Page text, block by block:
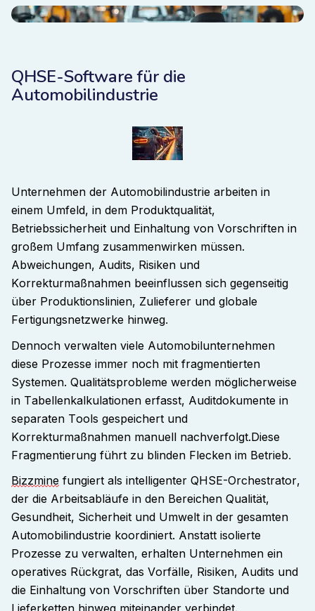
QHSE-Software für die
Automobilindustrie
Unternehmen der Automobilindustrie arbeiten in
einem Umfeld, in dem Produktqualität,
Betriebssicherheit und Einhaltung von Vorschriften in
großem Umfang zusammenwirken müssen.
Abweichungen, Audits, Risiken und
Korrekturmaßnahmen beeinflussen sich gegenseitig
über Produktionslinien, Zulieferer und globale
Fertigungsnetzwerke hinweg.
Dennoch verwalten viele Automobilunternehmen
diese Prozesse immer noch mit fragmentierten
Systemen. Qualitätsprobleme werden möglicherweise
in Tabellenkalkulationen erfasst, Auditdokumente in
separaten Tools gespeichert und
Korrekturmaßnahmen manuell nachverfolgt.Diese
Fragmentierung führt zu blinden Flecken im Betrieb.
Bizzmine fungiert als intelligenter QHSE-Orchestrator,
der die Arbeitsabläufe in den Bereichen Qualität,
Gesundheit, Sicherheit und Umwelt in der gesamten
Automobilindustrie koordiniert. Anstatt isolierte
Prozesse zu verwalten, erhalten Unternehmen ein
operatives Rückgrat, das Vorfälle, Risiken, Audits und
die Einhaltung von Vorschriften über Standorte und